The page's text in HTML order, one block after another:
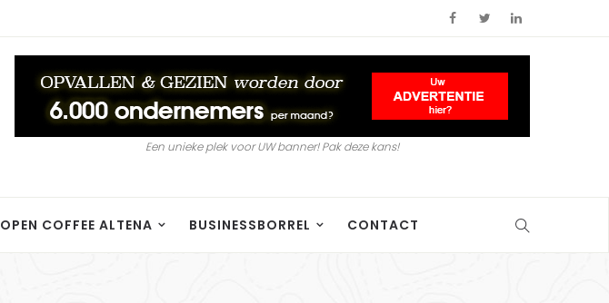
Een unieke plek voor UW banner! Pak deze kans!
OPEN COFFEE ALTENA BUSINESSBORREL CONTACT